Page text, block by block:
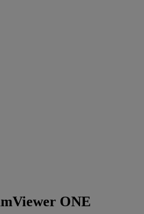
ONE